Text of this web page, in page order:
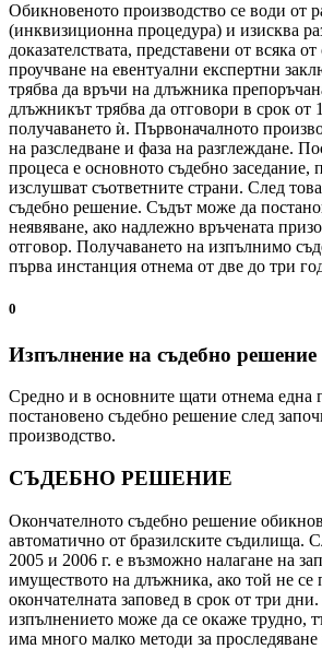
Обикновеното производство се води от
(инквизиционна процедура) и изисква
доказателствата, представени от всяка
проучване на евентуални експертни
трябва да връчи на длъжника
длъжникът трябва да отговори в срок от
получаването ѝ. Първоначалното
на разследване и фаза на разглеждане.
процеса е основното съдебно заседание,
изслушват съответните страни. След
съдебно решение. Съдът може да
неявяване, ако надлежно връчената
отговор. Получаването на изпълнимо
първа инстанция отнема от две до три
0
Изпълнение на съдебно решение
Средно и в основните щати отнема една
постановено съдебно решение след
производство.
СЪДЕБНО РЕШЕНИЕ
Окончателното съдебно решение
автоматично от бразилските съдилища.
2005 и 2006 г. е възможно налагане на
имуществото на длъжника, ако той не се
окончателната заповед в срок от три
изпълнението може да се окаже трудно,
има много малко методи за